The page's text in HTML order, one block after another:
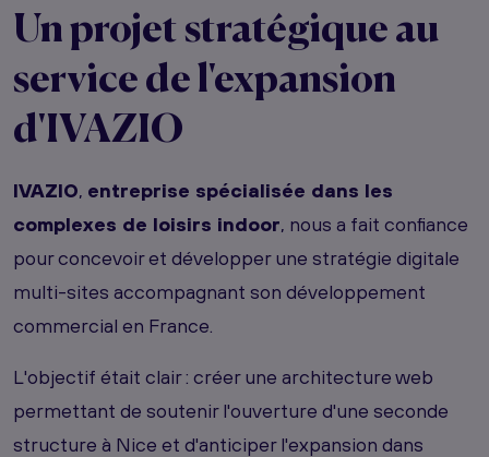
Un projet stratégique au
service de l'expansion
d'IVAZIO
IVAZIO, entreprise spécialisée dans les
complexes de loisirs indoor, nous a fait confiance
pour concevoir et développer une stratégie digitale
multi-sites accompagnant son développement
commercial en France.
L'objectif était clair : créer une architecture web
permettant de soutenir l'ouverture d'une seconde
structure à Nice et d'anticiper l'expansion dans